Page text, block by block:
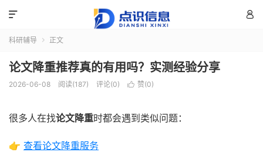


科研辅导  正文
论文降重推荐真的有用吗？实测经验分享
2026-06-08 阅读(187) 评论(0)  赞(0)
很多人在找论文降重时都会遇到类似问题：
👉 查看论文降重服务